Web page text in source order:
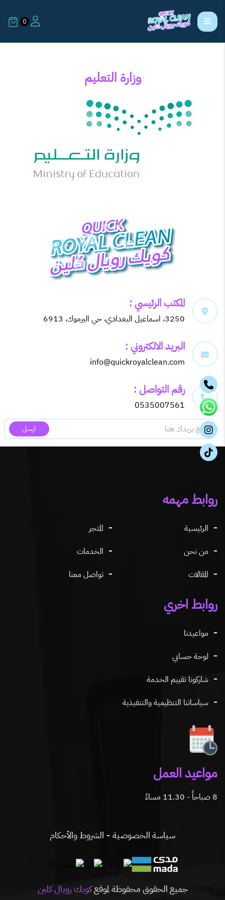
0
وزارة التعليم
المكتب الرئيسي :
3250، اسماعيل البغدادي، حي اليرموك، 6913
البريد الالكتروني :
info@quickroyalclean.com
رقم التواصل :
0535007561
ارسل
روابط مهمه
الرئيسية
المتجر
من نحن
الخدمات
المقالات
تواصل معنا
روابط اخري
مواعيدنا
لوحة حسابي
شاركونا تقييم الخدمة
سياساتنا التنظيمية والتنفيذية
مواعيد العمل
8 صباحاً - 11.30 مساءً
سياسة الخصوصية الشروط والأحكام
جميع الحقوق محفوظة لموقعكويك رويال كلين